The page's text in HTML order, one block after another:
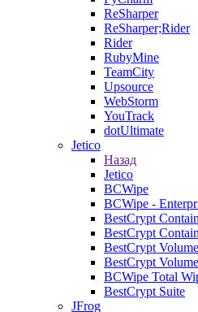
ReSharper
ReSharper;Rider
Rider
RubyMine
TeamCity
Upsource
WebStorm
YouTrack
dotUltimate
Jetico
Назад
Jetico
BCWipe
BCWipe -
BestCrypt
BestCrypt
BestCrypt Volume
BestCrypt
BCWipe Total
BestCrypt Suite
JFrog